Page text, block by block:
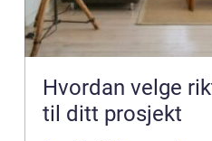
Hvordan velge
til ditt prosjekt